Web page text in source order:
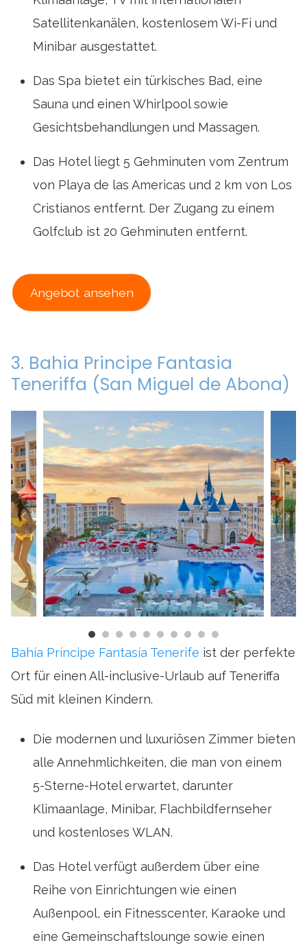
Satellitenkanälen, kostenlosem Wi-Fi und
Minibar ausgestattet.
Das Spa bietet ein türkisches Bad, eine
Sauna und einen Whirlpool sowie
Gesichtsbehandlungen und Massagen.
Das Hotel liegt 5 Gehminuten vom Zentrum
von Playa de las Americas und 2 km von Los
Cristianos entfernt. Der Zugang zu einem
Golfclub ist 20 Gehminuten entfernt.
Angebot ansehen
3. Bahia Principe Fantasia
Teneriffa (San Miguel de Abona)
Bahía Príncipe Fantasía Tenerife ist der perfekte
Ort für einen All-inclusive-Urlaub auf Teneriffa
Süd mit kleinen Kindern.
Die modernen und luxuriösen Zimmer bieten
alle Annehmlichkeiten, die man von einem
5-Sterne-Hotel erwartet, darunter
Klimaanlage, Minibar, Flachbildfernseher
und kostenloses WLAN.
Das Hotel verfügt außerdem über eine
Reihe von Einrichtungen wie einen
Außenpool, ein Fitnesscenter, Karaoke und
eine Gemeinschaftslounge sowie einen